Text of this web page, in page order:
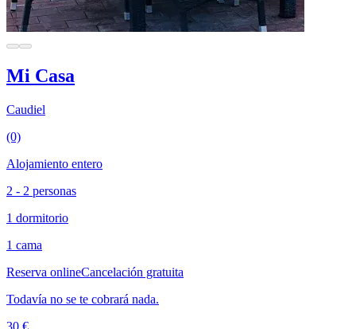
Mi Casa
Caudiel
(0)
Alojamiento entero
2 - 2 personas
1 dormitorio
1 cama
Reserva onlineCancelación gratuita
Todavía no se te cobrará nada.
30 €